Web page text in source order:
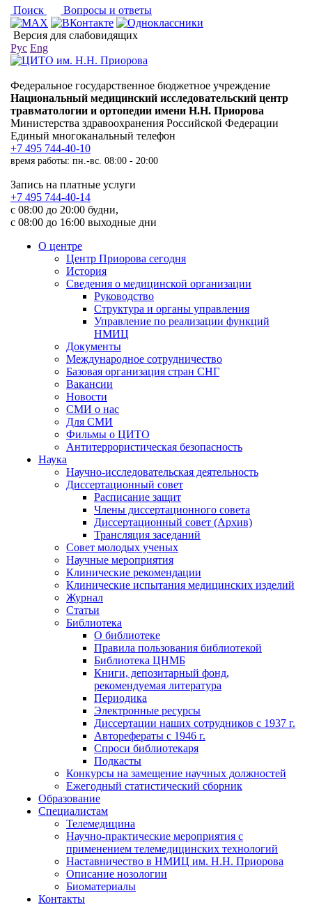
Поиск Вопросы и ответы
Версия для слабовидящих
Рус Eng
Федеральное государственное бюджетное учреждение
Национальный медицинский исследовательский центр
травматологии и ортопедии имени Н.Н. Приорова
Министерства здравоохранения Российской Федерации
Единый многоканальный телефон
+7 495 744-40-10
время работы: пн.-вс. 08:00 - 20:00
Запись на платные услуги
+7 495 744-40-14
с 08:00 до 20:00 будни,
с 08:00 до 16:00 выходные дни
О центре
Центр Приорова сегодня
История
Сведения о медицинской организации
Руководство
Структура и органы управления
Управление по реализации функций
НМИЦ
Документы
Международное сотрудничество
Базовая организация стран СНГ
Вакансии
Новости
СМИ о нас
Для СМИ
Фильмы о ЦИТО
Антитеррористическая безопасность
Наука
Научно-исследовательская деятельность
Диссертационный совет
Расписание защит
Члены диссертационного совета
Диссертационный совет (Архив)
Трансляция заседаний
Совет молодых ученых
Научные мероприятия
Клинические рекомендации
Клинические испытания медицинских изделий
Журнал
Статьи
Библиотека
О библиотеке
Правила пользования библиотекой
Библиотека ЦНМБ
Книги, депозитарный фонд,
рекомендуемая литература
Периодика
Электронные ресурсы
Диссертации наших сотрудников с 1937 г.
Авторефераты с 1946 г.
Спроси библиотекаря
Подкасты
Конкурсы на замещение научных должностей
Ежегодный статистический сборник
Образование
Специалистам
Телемедицина
Научно-практические мероприятия с
применением телемедицинских технологий
Наставничество в НМИЦ им. Н.Н. Приорова
Описание нозологии
Биоматериалы
Контакты